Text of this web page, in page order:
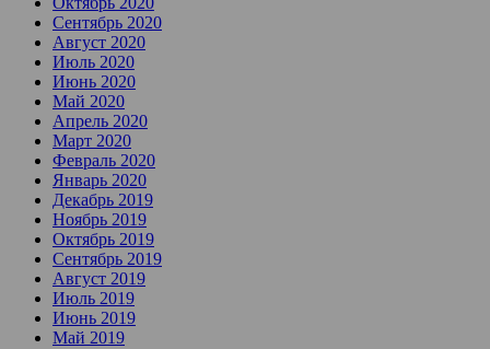
Сентябрь 2020
Август 2020
Июль 2020
Июнь 2020
Май 2020
Апрель 2020
Март 2020
Февраль 2020
Январь 2020
Декабрь 2019
Ноябрь 2019
Октябрь 2019
Сентябрь 2019
Август 2019
Июль 2019
Июнь 2019
Май 2019